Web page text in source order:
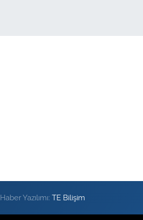
Haber Yazılımı:TE Bilişim